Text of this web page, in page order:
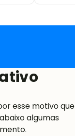
esse motivo que
algumas